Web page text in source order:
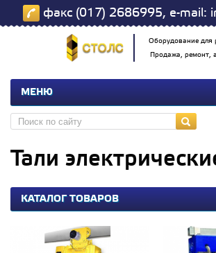
факс (017) 2686995, e-mail:
Оборудование для
Продажа, ремонт,
МЕНЮ
Тали
КАТАЛОГ ТОВАРОВ